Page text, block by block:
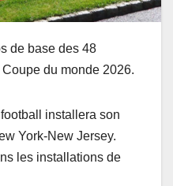
de base des 48
du monde 2026.
installera son
York-New Jersey.
les installations de